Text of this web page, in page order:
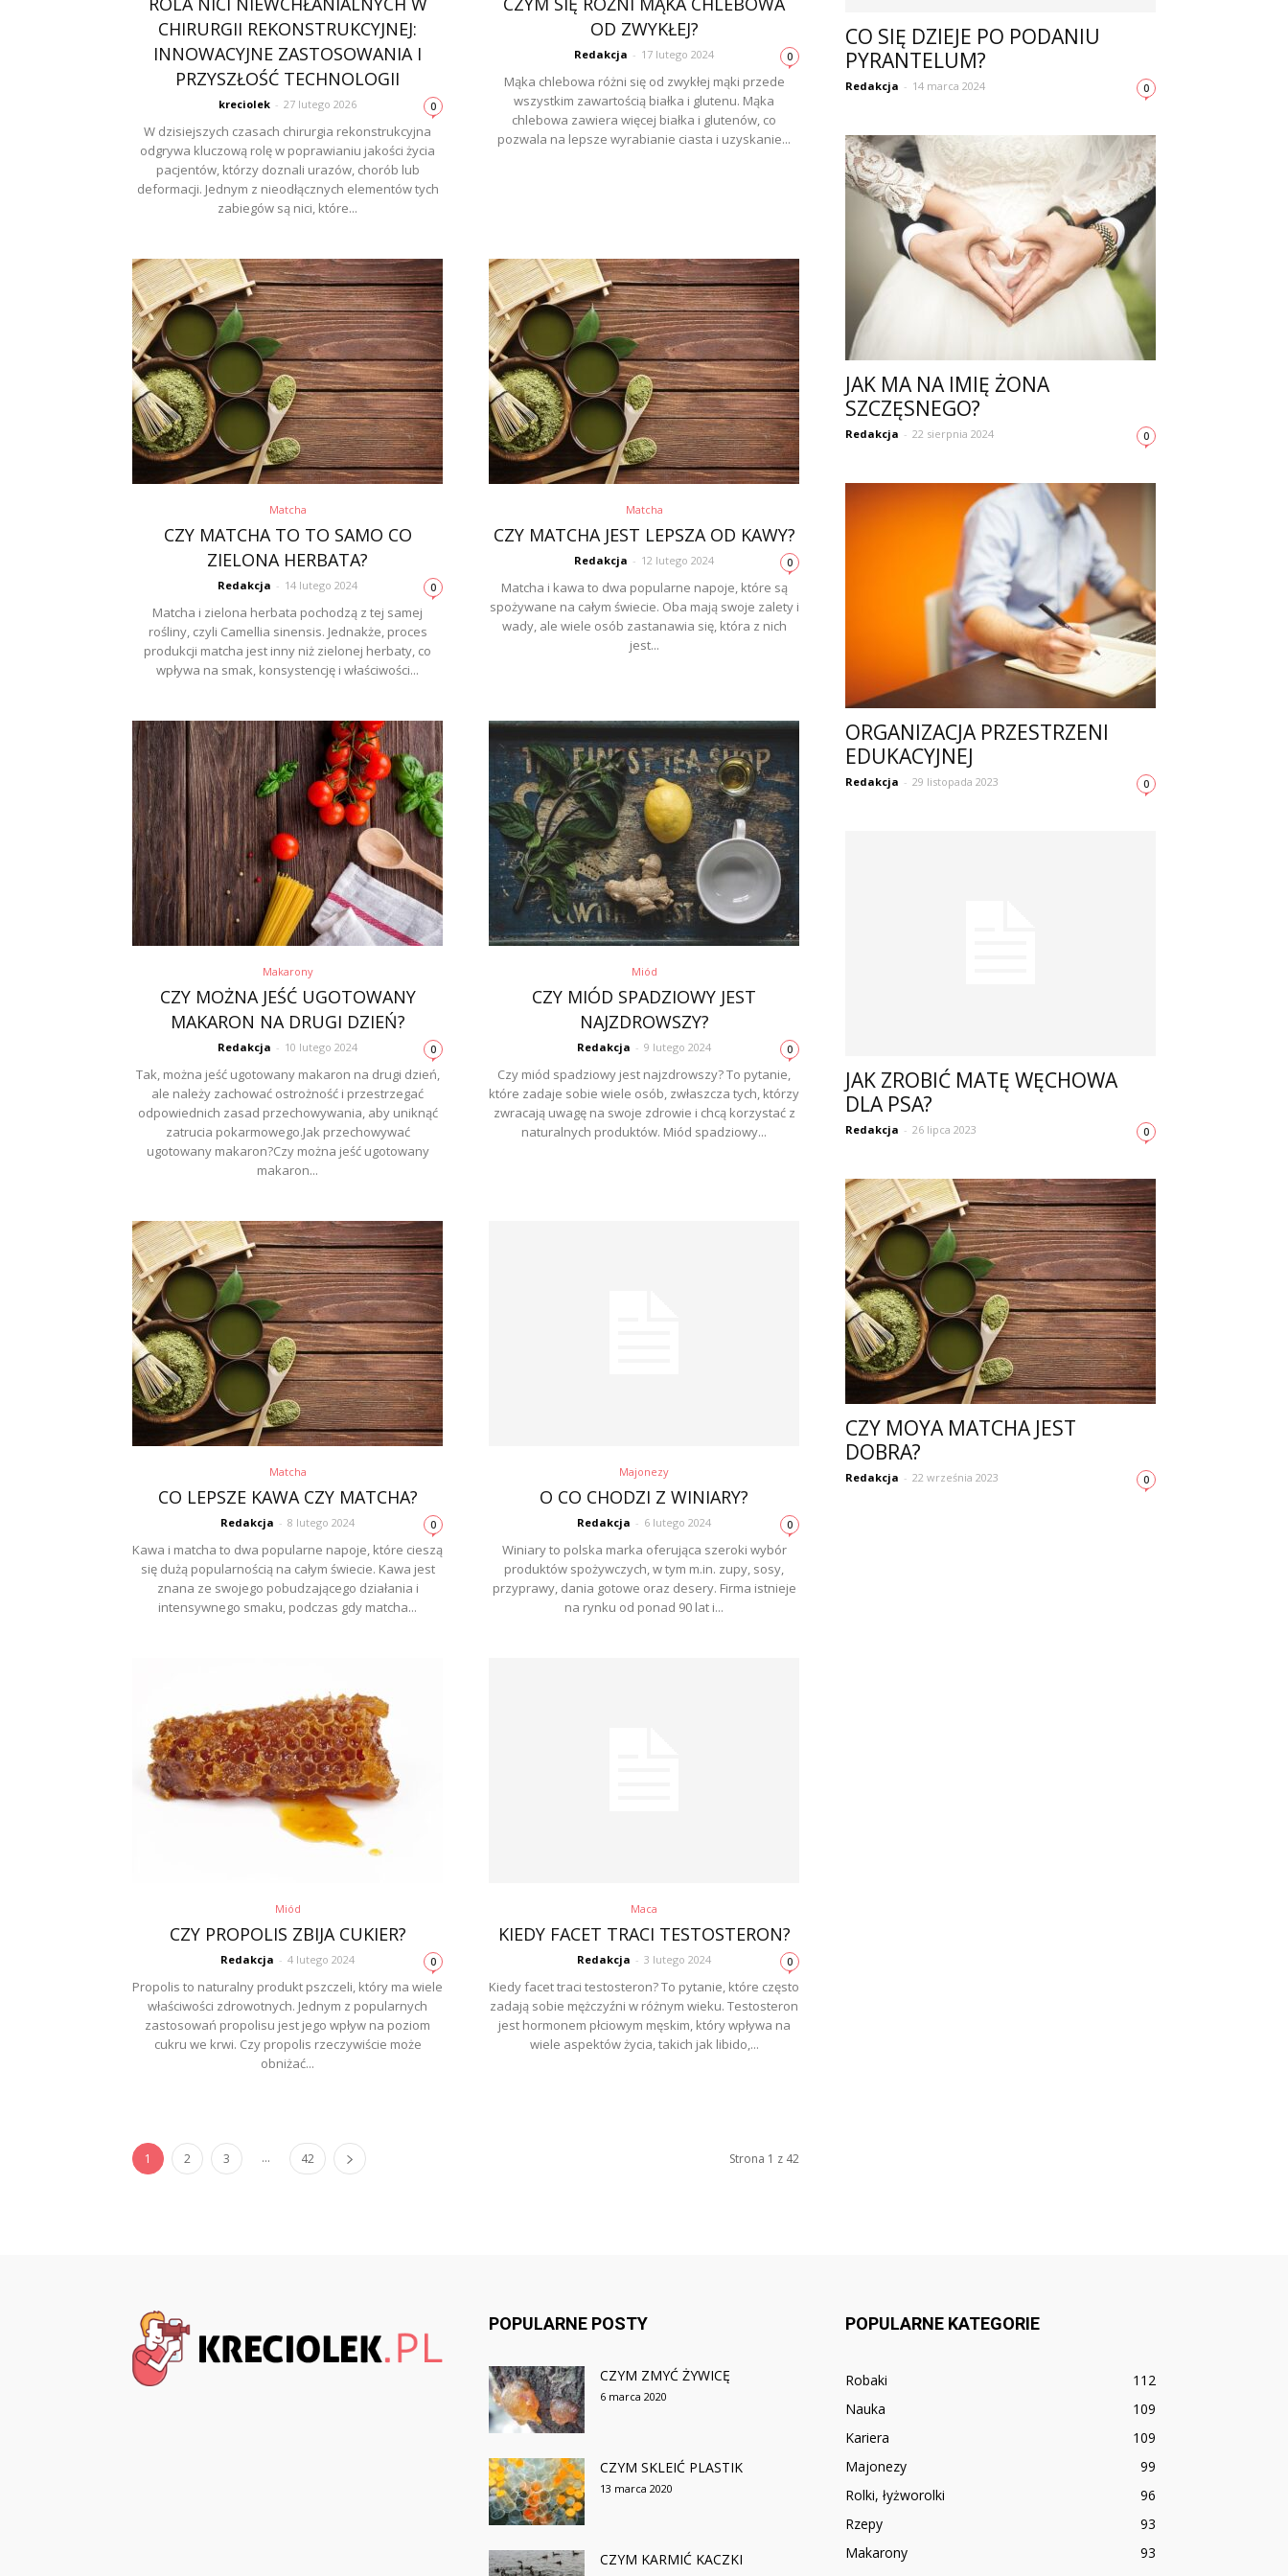
CHIRURGII REKONSTRUKCYJNEJ:
INNOWACYJNE ZASTOSOWANIA I
PRZYSZŁOŚĆ TECHNOLOGII
kreciolek - 27 lutego 2026 0
W dzisiejszych czasach chirurgia rekonstrukcyjna
odgrywa kluczową rolę w poprawianiu jakości życia
pacjentów, którzy doznali urazów, chorób lub
deformacji. Jednym z nieodłącznych elementów tych
zabiegów są nici, które...
OD ZWYKŁEJ?
Redakcja - 17 lutego 2024 0
Mąka chlebowa różni się od zwykłej mąki przede
wszystkim zawartością białka i glutenu. Mąka
chlebowa zawiera więcej białka i glutenów, co
pozwala na lepsze wyrabianie ciasta i uzyskanie...
Matcha
CZY MATCHA TO TO SAMO CO
ZIELONA HERBATA?
Redakcja - 14 lutego 2024 0
Matcha i zielona herbata pochodzą z tej samej
rośliny, czyli Camellia sinensis. Jednakże, proces
produkcji matcha jest inny niż zielonej herbaty, co
wpływa na smak, konsystencję i właściwości...
Matcha
CZY MATCHA JEST LEPSZA OD KAWY?
Redakcja - 12 lutego 2024 0
Matcha i kawa to dwa popularne napoje, które są
spożywane na całym świecie. Oba mają swoje zalety i
wady, ale wiele osób zastanawia się, która z nich
jest...
Makarony
CZY MOŻNA JEŚĆ UGOTOWANY
MAKARON NA DRUGI DZIEŃ?
Redakcja - 10 lutego 2024 0
Tak, można jeść ugotowany makaron na drugi dzień,
ale należy zachować ostrożność i przestrzegać
odpowiednich zasad przechowywania, aby uniknąć
zatrucia pokarmowego.Jak przechowywać
ugotowany makaron?Czy można jeść ugotowany
makaron...
Miód
CZY MIÓD SPADZIOWY JEST
NAJZDROWSZY?
Redakcja - 9 lutego 2024 0
Czy miód spadziowy jest najzdrowszy? To pytanie,
które zadaje sobie wiele osób, zwłaszcza tych, którzy
zwracają uwagę na swoje zdrowie i chcą korzystać z
naturalnych produktów. Miód spadziowy...
Matcha
CO LEPSZE KAWA CZY MATCHA?
Redakcja - 8 lutego 2024 0
Kawa i matcha to dwa popularne napoje, które cieszą
się dużą popularnością na całym świecie. Kawa jest
znana ze swojego pobudzającego działania i
intensywnego smaku, podczas gdy matcha...
Majonezy
O CO CHODZI Z WINIARY?
Redakcja - 6 lutego 2024 0
Winiary to polska marka oferująca szeroki wybór
produktów spożywczych, w tym m.in. zupy, sosy,
przyprawy, dania gotowe oraz desery. Firma istnieje
na rynku od ponad 90 lat i...
Miód
CZY PROPOLIS ZBIJA CUKIER?
Redakcja - 4 lutego 2024 0
Propolis to naturalny produkt pszczeli, który ma wiele
właściwości zdrowotnych. Jednym z popularnych
zastosowań propolisu jest jego wpływ na poziom
cukru we krwi. Czy propolis rzeczywiście może
obniżać...
Maca
KIEDY FACET TRACI TESTOSTERON?
Redakcja - 3 lutego 2024 0
Kiedy facet traci testosteron? To pytanie, które często
zadają sobie mężczyźni w różnym wieku. Testosteron
jest hormonem płciowym męskim, który wpływa na
wiele aspektów życia, takich jak libido,...
1 2 3 ... 42 Strona 1 z 42
CO SIĘ DZIEJE PO PODANIU
PYRANTELUM?
Redakcja - 14 marca 2024 0
JAK MA NA IMIĘ ŻONA
SZCZĘSNEGO?
Redakcja - 22 sierpnia 2024 0
ORGANIZACJA PRZESTRZENI
EDUKACYJNEJ
Redakcja - 29 listopada 2023 0
JAK ZROBIĆ MATĘ WĘCHOWA
DLA PSA?
Redakcja - 26 lipca 2023 0
CZY MOYA MATCHA JEST
DOBRA?
Redakcja - 22 września 2023 0
POPULARNE POSTY
CZYM ZMYĆ ŻYWICĘ
6 marca 2020
CZYM SKLEIĆ PLASTIK
13 marca 2020
CZYM KARMIĆ KACZKI
POPULARNE KATEGORIE
Robaki
112
Nauka
109
Kariera
109
Majonezy
99
Rolki, łyżworolki
96
Rzepy
93
Makarony
93